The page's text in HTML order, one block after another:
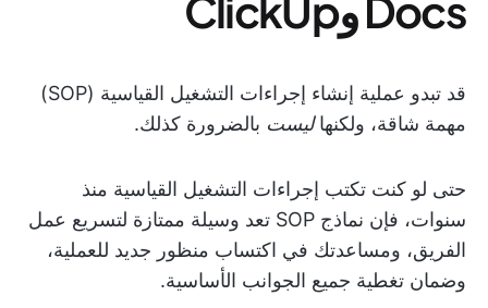
قد تبدو عملية إنشاء إجراءات التشغيل القياسية (SOP)
مهمة شاقة، ولكنهاليست بالضرورة كذلك.
حتى لو كنت تكتب إجراءات التشغيل القياسية منذ
سنوات، فإن نماذج SOP تعد وسيلة ممتازة لتسريع عمل
الفريق، ومساعدتك في اكتساب منظور جديد للعملية،
وضمان تغطية جميع الجوانب الأساسية.